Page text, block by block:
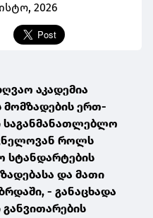
2026
აკადემია
მომზადების ერთ-
საგანმანათლებლო
როლს
სტანდარტების
და მათი
- განაცხადა